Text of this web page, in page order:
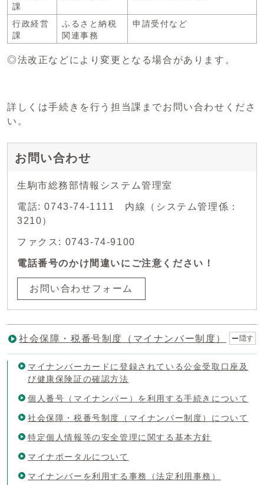
課
行政経営
課
ふるさと納税
関連事務
申請受付など
◎法改正などにより変更となる場合があります。
詳しくは手続きを行う担当課までお問い合わせくださ
い。
お問い合わせ
生駒市総務部情報システム管理室
電話: 0743-74-1111 内線（システム管理係：
3210）
ファクス: 0743-74-9100
電話番号のかけ間違いにご注意ください！
お問い合わせフォーム
社会保障・税番号制度（マイナンバー制度） 隠す
マイナンバーカードに登録されている公金受取口座及
び健康保険証の確認方法
個人番号（マイナンバー）を利用する手続きについて
社会保障・税番号制度（マイナンバー制度）について
特定個人情報等の安全管理に関する基本方針
マイナポータルについて
マイナンバーを利用する事務（法定利用事務）